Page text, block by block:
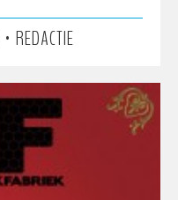
• REDACTIE